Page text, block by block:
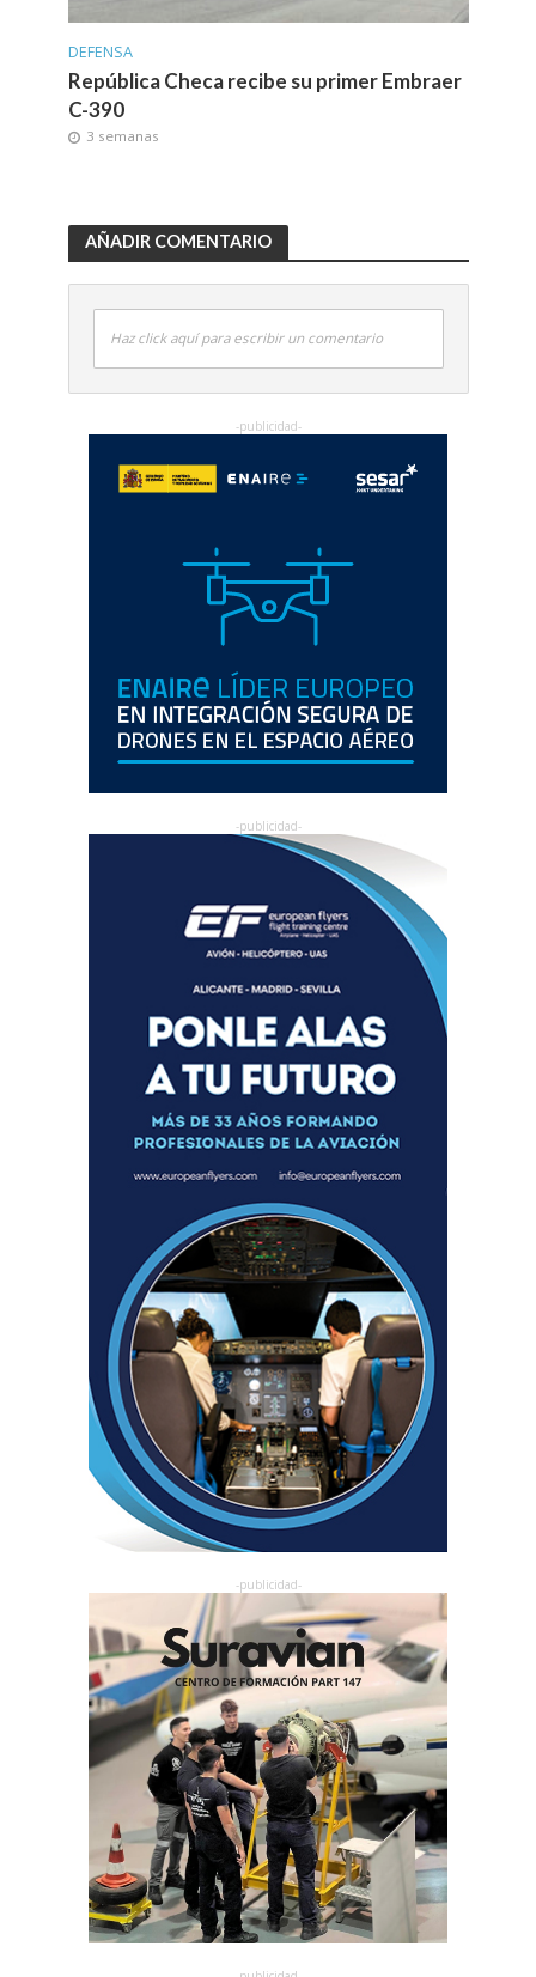
DEFENSA
República Checa recibe su primer Embraer
C-390
3 semanas
AÑADIR COMENTARIO
Haz click aquí para escribir un comentario